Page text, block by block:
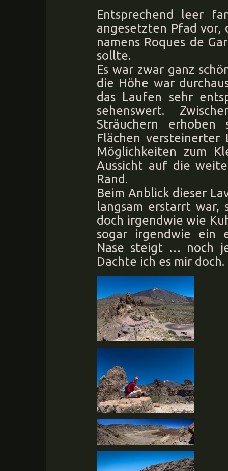
Entsprechend leer
angesetzten Pfad
namens Roques de
sollte.
Es war zwar ganz
die Höhe war
das Laufen sehr
sehenswert.
Sträuchern
Flächen
Möglichkeiten zum
Aussicht auf die
Rand.
Beim Anblick dieser
langsam erstarrt war,
doch irgendwie wie
sogar irgendwie ein
Nase steigt … noch
Dachte ich es mir doch.